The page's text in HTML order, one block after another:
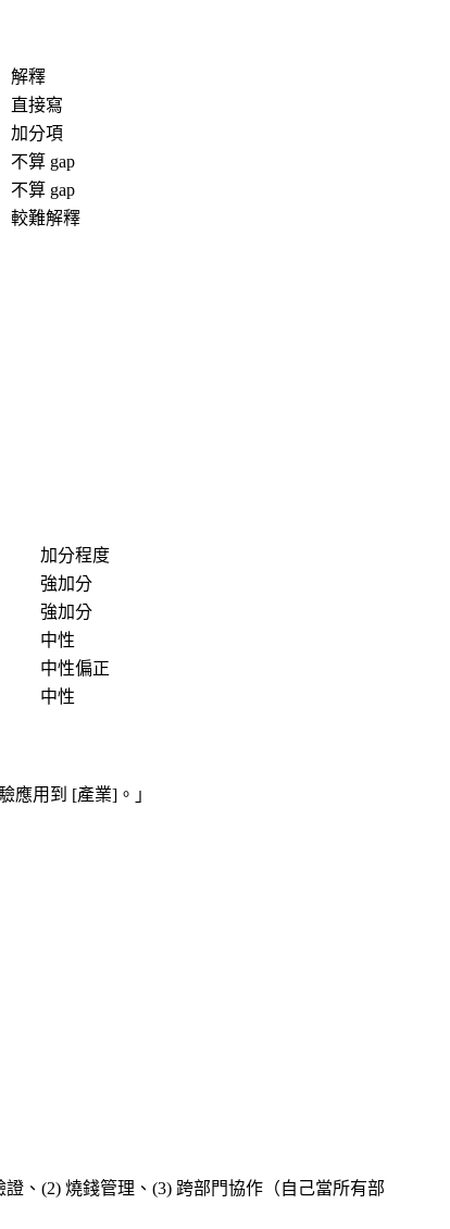
解釋
直接寫
加分項
不算 gap
不算 gap
較難解釋
加分程度
強加分
強加分
中性
中性偏正
中性
應用到 [產業]。」
、(2) 燒錢管理、(3) 跨部門協作（自己當所有部